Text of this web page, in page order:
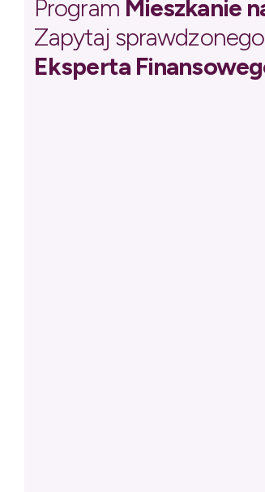
Program Mieszkanie
Zapytaj sprawdzonego
Eksperta